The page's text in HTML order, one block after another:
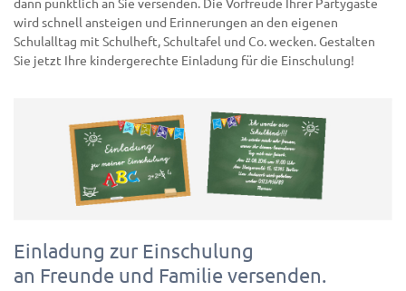
dann pünktlich an Sie versenden. Die Vorfreude Ihrer Partygäste
wird schnell ansteigen und Erinnerungen an den eigenen
Schulalltag mit Schulheft, Schultafel und Co. wecken. Gestalten
Sie jetzt Ihre kindergerechte Einladung für die Einschulung!
Einladung zur Einschulung
an Freunde und Familie versenden.